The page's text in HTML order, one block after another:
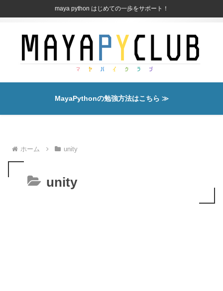
maya python はじめての一歩をサポート！
MayaPythonの勉強方法はこちら ≫
ホーム unity
unity